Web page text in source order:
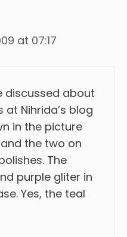
at 07:17
discussed about
Nihrida’s blog
in the picture
the two on
The
purple gliter in
Yes, the teal